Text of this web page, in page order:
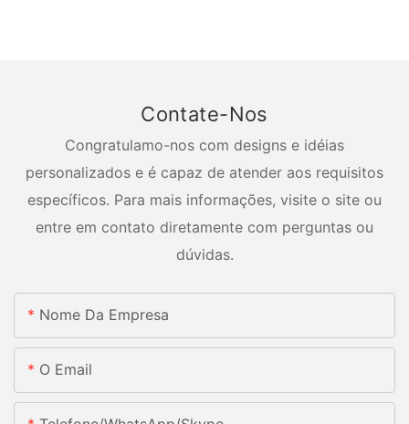
Contate-Nos
Congratulamo-nos com designs e idéias
personalizados e é capaz de atender aos requisitos
específicos. Para mais informações, visite o site ou
entre em contato diretamente com perguntas ou
dúvidas.
Nome Da Empresa
O Email